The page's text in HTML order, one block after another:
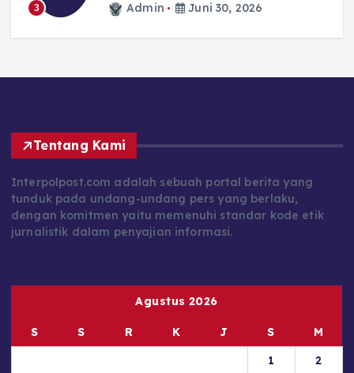
3 Admin Juni 30, 2026
Tentang Kami
Interpolpost.com adalah sebuah portal berita yang
tunduk pada undang-undang pers yang berlaku,
dengan komitmen yaitu memenuhi standar kode etik
jurnalistik dalam penyajian informasi.
Agustus 2026
S S R K J S
M
1
2